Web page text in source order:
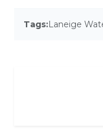
Tags:Laneige